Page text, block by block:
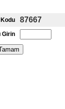
87667
Girin